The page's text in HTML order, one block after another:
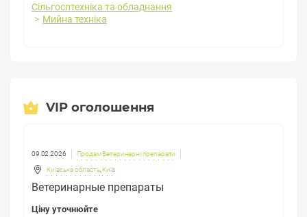
Сільгосптехніка та обладнання
Мийна техніка
VIP оголошення
09.02.2026 Продам Ветеринарні препарати
Київська область, Київ
Ветеринарные препараты
Ціну уточнюйте